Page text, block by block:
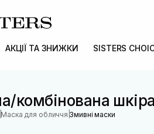
АКЦІЇ ТА ЗНИЖКИ SISTERS
|Маска для обличчя |Змивні маски